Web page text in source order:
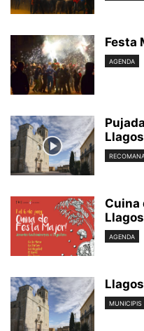
Festa
AGENDA
Cuina
AGENDA
MUNICIPIS